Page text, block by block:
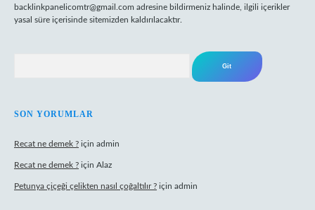
backlinkpanelicomtr@gmail.com adresine bildirmeniz halinde, ilgili içerikler
yasal süre içerisinde sitemizden kaldırılacaktır.
SON YORUMLAR
Recat ne demek ? için admin
Recat ne demek ? için Alaz
Petunya çiçeği çelikten nasıl çoğaltılır ? için admin